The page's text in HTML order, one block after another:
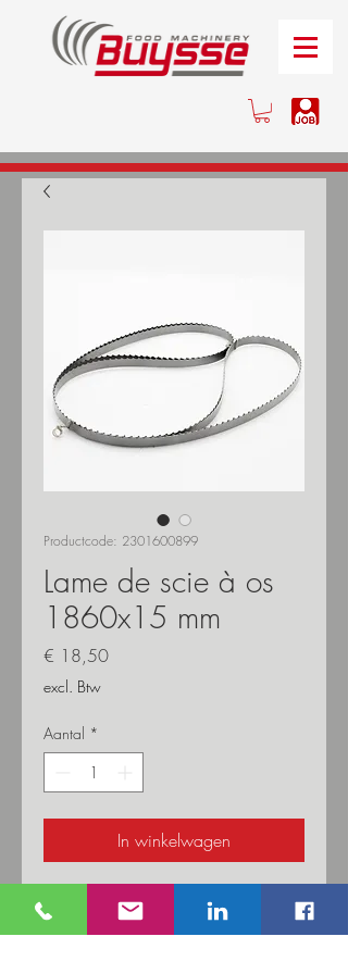
Productcode: 2301600899
Lame de scie à os
1860x15 mm
€ 18,50Prijs
excl. Btw
Aantal *
In winkelwagen
Lame pour scie à os B&S ULTRA 1860 x
16 mm